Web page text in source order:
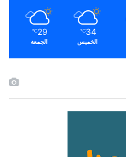
34
℃
الخميس
29
℃
الجمعة